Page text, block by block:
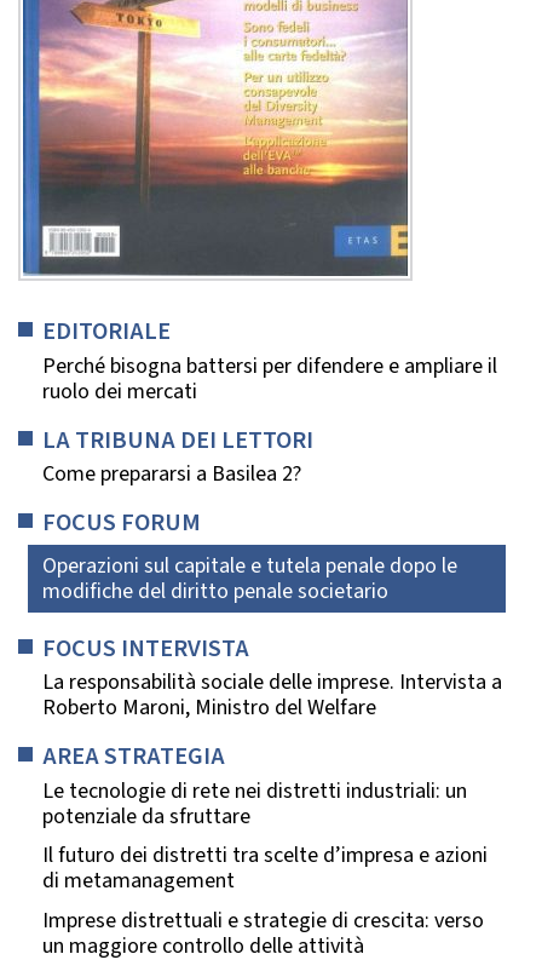
EDITORIALE
Perché bisogna battersi per difendere e ampliare il
ruolo dei mercati
LA TRIBUNA DEI LETTORI
Come prepararsi a Basilea 2?
FOCUS FORUM
Operazioni sul capitale e tutela penale dopo le
modifiche del diritto penale societario
FOCUS INTERVISTA
La responsabilità sociale delle imprese. Intervista a
Roberto Maroni, Ministro del Welfare
AREA STRATEGIA
Le tecnologie di rete nei distretti industriali: un
potenziale da sfruttare
Il futuro dei distretti tra scelte d’impresa e azioni
di metamanagement
Imprese distrettuali e strategie di crescita: verso
un maggiore controllo delle attività